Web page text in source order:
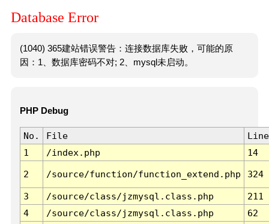
Database Error
(1040) 365建站错误警告：连接数据库失败，可能的原
因：1、数据库密码不对; 2、mysql未启动。
PHP Debug
No. File
Line
1
/index.php 14
2 /source/function/function_extend.php 324
3 /source/class/jzmysql.class.php
211
4
/source/class/jzmysql.class.php
62